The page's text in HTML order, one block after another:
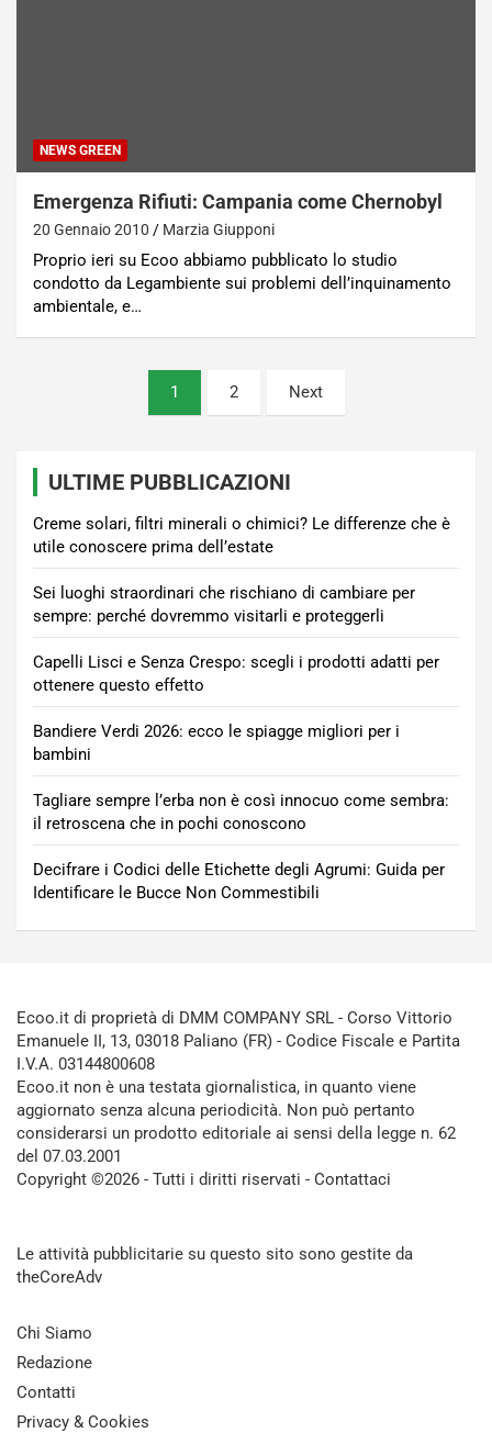
NEWS GREEN
Emergenza Rifiuti: Campania come Chernobyl
20 Gennaio 2010 Marzia Giupponi
Proprio ieri su Ecoo abbiamo pubblicato lo studio
condotto da Legambiente sui problemi dell’inquinamento
ambientale, e…
1 2 Next
ULTIME PUBBLICAZIONI
Creme solari, filtri minerali o chimici? Le differenze che è
utile conoscere prima dell’estate
Sei luoghi straordinari che rischiano di cambiare per
sempre: perché dovremmo visitarli e proteggerli
Capelli Lisci e Senza Crespo: scegli i prodotti adatti per
ottenere questo effetto
Bandiere Verdi 2026: ecco le spiagge migliori per i
bambini
Tagliare sempre l’erba non è così innocuo come sembra:
il retroscena che in pochi conoscono
Decifrare i Codici delle Etichette degli Agrumi: Guida per
Identificare le Bucce Non Commestibili
Ecoo.it di proprietà di DMM COMPANY SRL - Corso Vittorio
Emanuele II, 13, 03018 Paliano (FR) - Codice Fiscale e Partita
I.V.A. 03144800608
Ecoo.it non è una testata giornalistica, in quanto viene
aggiornato senza alcuna periodicità. Non può pertanto
considerarsi un prodotto editoriale ai sensi della legge n. 62
del 07.03.2001
Copyright ©2026 - Tutti i diritti riservati - Contattaci
Le attività pubblicitarie su questo sito sono gestite da
theCoreAdv
Chi Siamo
Redazione
Contatti
Privacy & Cookies